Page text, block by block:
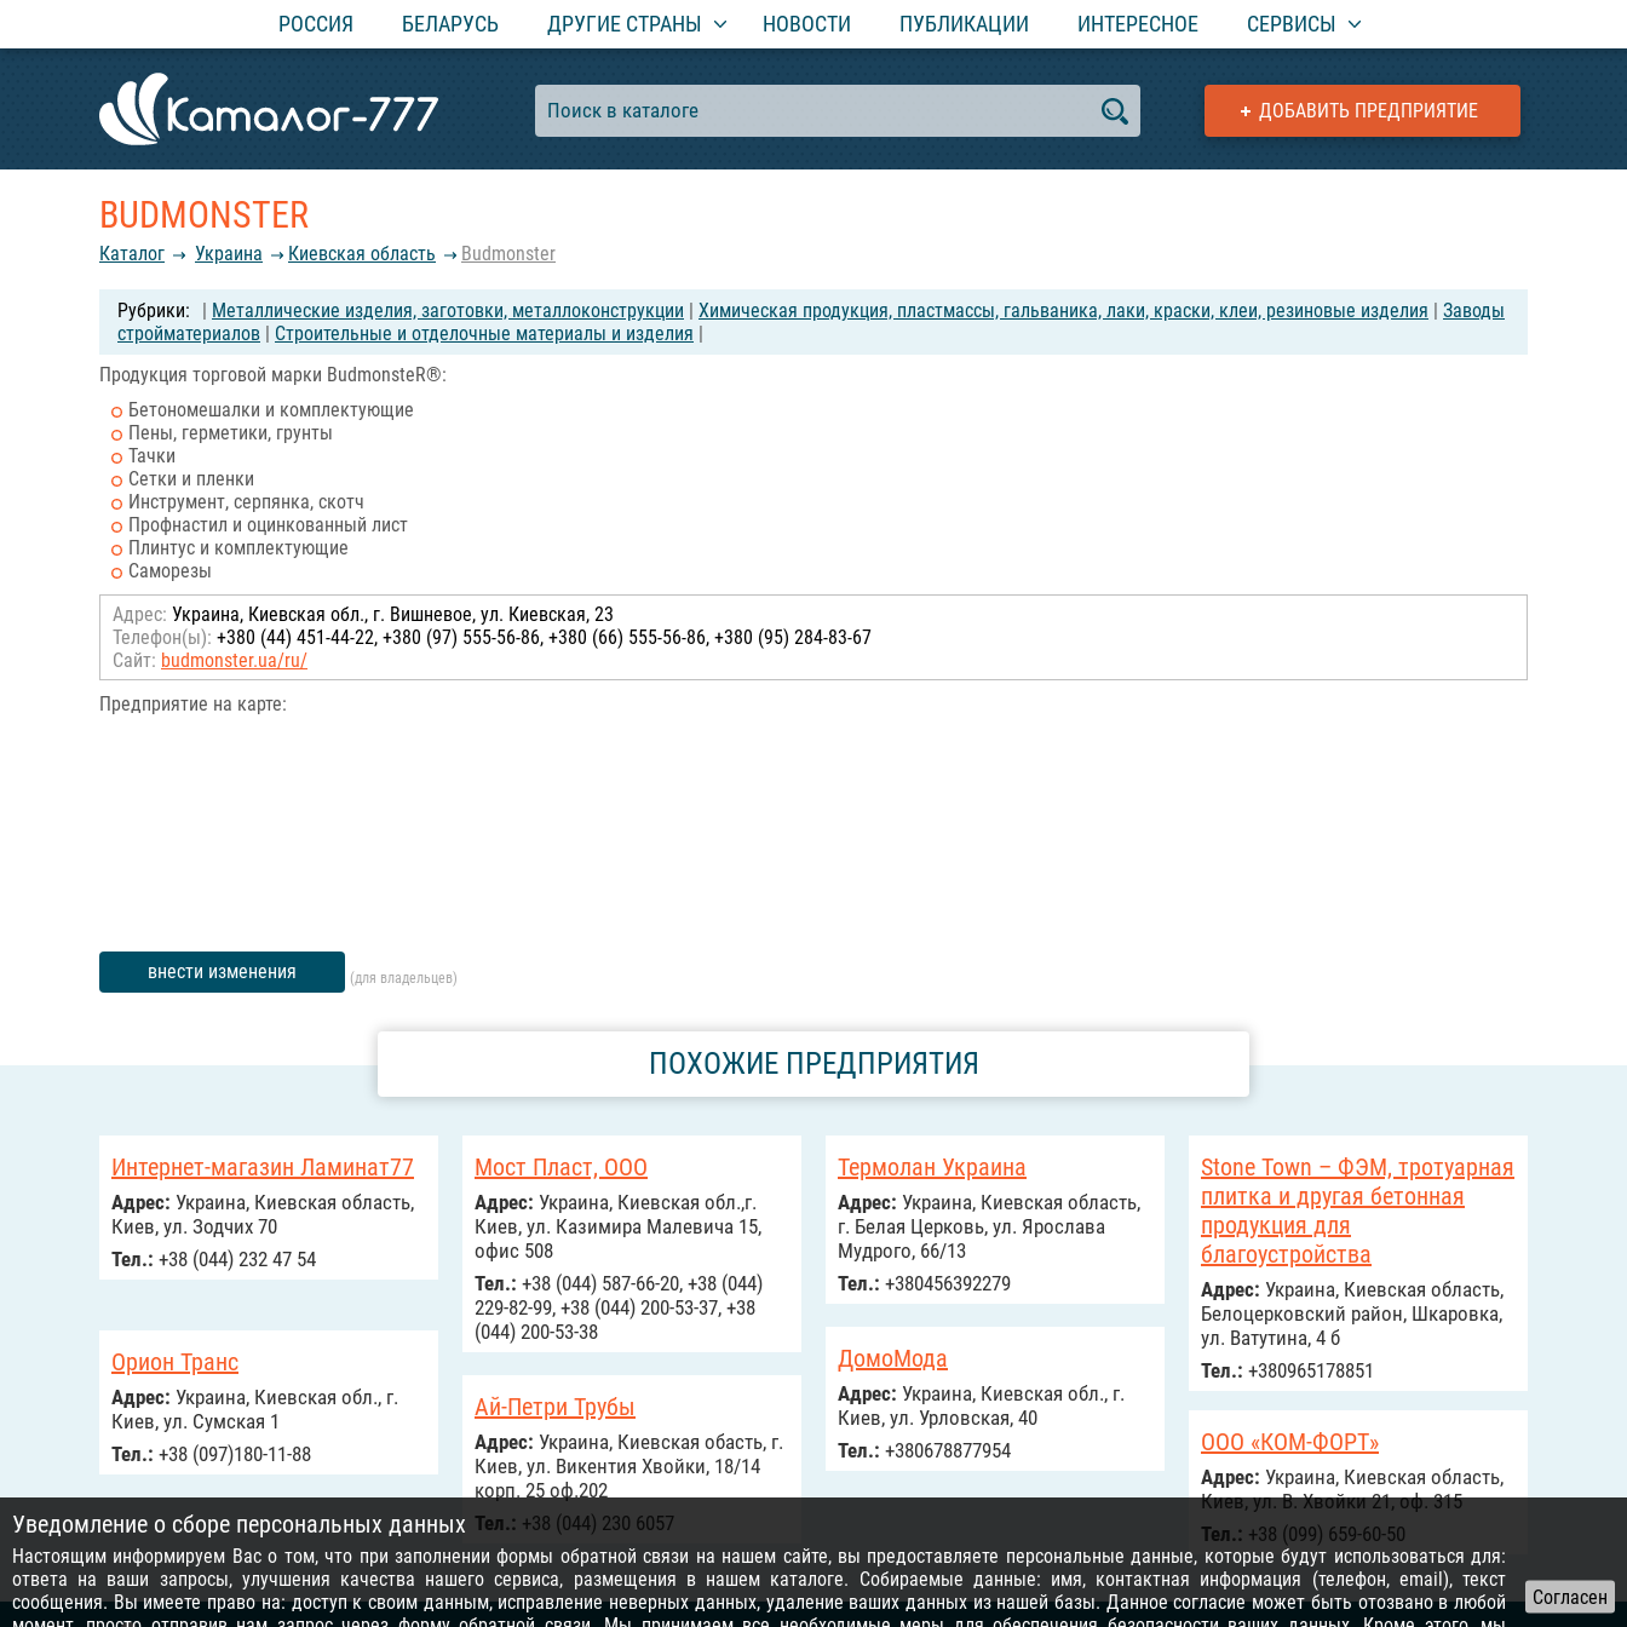
РОССИЯ БЕЛАРУСЬ ДРУГИЕ СТРАНЫ НОВОСТИ ПУБЛИКАЦИИ ИНТЕРЕСНОЕ СЕРВИСЫ
ДОБАВИТЬ ПРЕДПРИЯТИЕ
BUDMONSTER
Каталог Украина Киевская область Budmonster
| Металлические изделия, заготовки, металлоконструкции | Химическая продукция, пластмассы, гальваника, лаки, краски, клеи, резиновые изделия | Заводы
стройматериалов | Строительные и отделочные материалы и изделия |
Продукция торговой марки BudmonsteR®:
Бетономешалки и комплектующие
Пены, герметики, грунты
Тачки
Сетки и пленки
Инструмент, серпянка, скотч
Профнастил и оцинкованный лист
Плинтус и комплектующие
Саморезы
Адрес: Украина, Киевская обл., г. Вишневое, ул. Киевская, 23
Телефон(ы): +380 (44) 451-44-22, +380 (97) 555-56-86, +380 (66) 555-56-86, +380 (95) 284-83-67
Сайт: budmonster.ua/ru/
Предприятие на карте:
внести изменения (для владельцев)
ПОХОЖИЕ ПРЕДПРИЯТИЯ
Интернет-магазин Ламинат77
Адрес: Украина, Киевская область,
Киев, ул. Зодчих 70
Тел.: +38 (044) 232 47 54
Мост Пласт, ООО
Адрес: Украина, Киевская обл.,г.
Киев, ул. Казимира Малевича 15,
офис 508
Тел.: +38 (044) 587-66-20, +38 (044)
229-82-99, +38 (044) 200-53-37, +38
(044) 200-53-38
Термолан Украина
Адрес: Украина, Киевская область,
г. Белая Церковь, ул. Ярослава
Мудрого, 66/13
Тел.: +380456392279
Stone Town – ФЭМ, тротуарная
плитка и другая бетонная
продукция для
благоустройства
Адрес: Украина, Киевская область,
Белоцерковский район, Шкаровка,
ул. Ватутина, 4 б
Тел.: +380965178851
ДомоМода
Адрес: Украина, Киевская обл., г.
Киев, ул. Урловская, 40
Тел.: +380678877954
Орион Транс
Адрес: Украина, Киевская обл., г.
Киев, ул. Сумская 1
Тел.: +38 (097)180-11-88
Ай-Петри Трубы
Адрес: Украина, Киевская обасть, г.
Киев, ул. Викентия Хвойки, 18/14
корп. 25 оф.202
Тел.: +38 (044) 230 6057
ООО «КОМ-ФОРТ»
Адрес: Украина, Киевская область,
Киев, ул. В. Хвойки 21, оф. 315
Тел.: +38 (099) 659-60-50
Уведомление о сборе персональных данных
Настоящим информируем Вас о том, что при заполнении формы обратной связи на нашем сайте, вы предоставляете персональные данные, которые будут использоваться для:
ответа на ваши запросы, улучшения качества нашего сервиса, размещения в нашем каталоге. Собираемые данные: имя, контактная информация (телефон, email), текст
сообщения. Вы имеете право на: доступ к своим данным, исправление неверных данных, удаление ваших данных из нашей базы. Данное согласие может быть отозвано в любой